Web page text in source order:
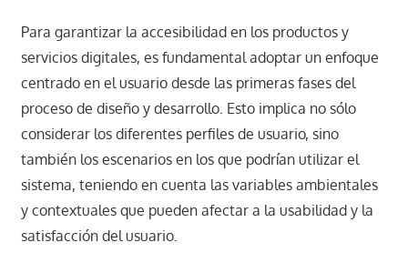
Para garantizar la accesibilidad en los productos y
servicios digitales, es fundamental adoptar un enfoque
centrado en el usuario desde las primeras fases del
proceso de diseño y desarrollo. Esto implica no sólo
considerar los diferentes perfiles de usuario, sino
también los escenarios en los que podrían utilizar el
sistema, teniendo en cuenta las variables ambientales
y contextuales que pueden afectar a la usabilidad y la
satisfacción del usuario.